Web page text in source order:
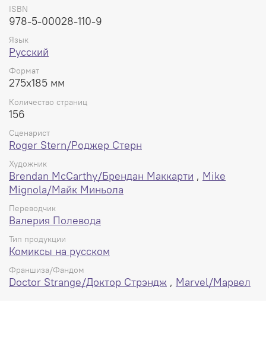
ISBN
978-5-00028-110-9
Язык
Русский
Формат
275x185 мм
Количество страниц
156
Сценарист
Roger Stern/Роджер Стерн
Художник
Brendan McCarthy/Брендан Маккарти , Mike
Mignola/Майк Миньола
Переводчик
Валерия Полевода
Тип продукции
Комиксы на русском
Франшиза/Фандом
Doctor Strange/Доктор Стрэндж , Marvel/Марвел